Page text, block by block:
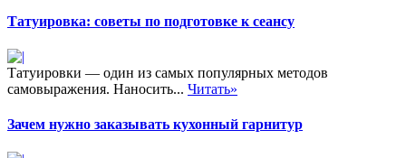
Татуировка: советы по подготовке к сеансу
Татуировки — один из самых популярных методов
самовыражения. Наносить... Читать»
Зачем нужно заказывать кухонный гарнитур